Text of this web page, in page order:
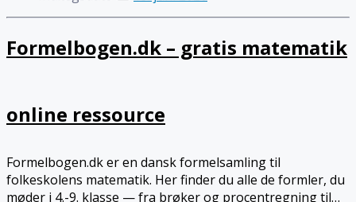
Formelbogen.dk – gratis matematik
online ressource
Formelbogen.dk er en dansk formelsamling til
folkeskolens matematik. Her finder du alle de formler, du
møder i 4.-9. klasse — fra brøker og procentregning til…